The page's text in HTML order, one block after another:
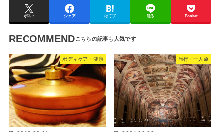
ポスト シェア はてブ 送る Pocket
RECOMMEND
ボディケア・健康 旅行・一人旅